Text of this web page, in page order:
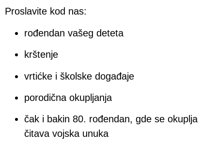
Proslavite kod nas:
rođendan vašeg deteta
krštenje
vrtićke i školske događaje
porodična okupljanja
čak i bakin 80. rođendan, gde se okuplja
čitava vojska unuka